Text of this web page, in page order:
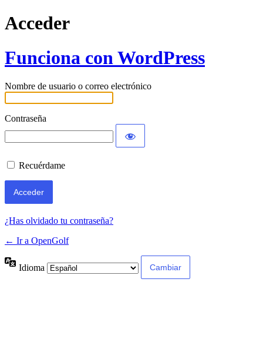
Acceder
Funciona con WordPress
Nombre de usuario o correo electrónico
Contraseña
Recuérdame
¿Has olvidado tu contraseña?
← Ir a OpenGolf
Idioma